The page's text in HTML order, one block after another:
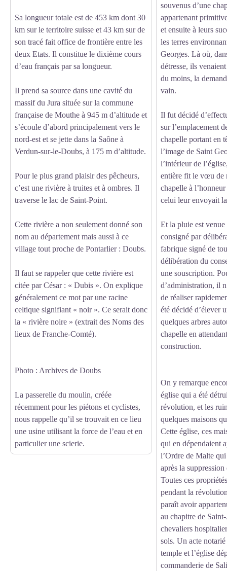
Sa longueur totale est de 453 km dont 30
km sur le territoire suisse et 43 km sur de
son tracé fait office de frontière entre les
deux Etats. Il constitue le dixième cours
d’eau français par sa longueur.
Il prend sa source dans une cavité du
massif du Jura située sur la commune
française de Mouthe à 945 m d’altitude et
s’écoule d’abord principalement vers le
nord-est et se jette dans la Saône à
Verdun-sur-le-Doubs, à 175 m d’altitude.
Pour le plus grand plaisir des pêcheurs,
c’est une rivière à truites et à ombres. Il
traverse le lac de Saint-Point.
Cette rivière a non seulement donné son
nom au département mais aussi à ce
village tout proche de Pontarlier : Doubs.
Il faut se rappeler que cette rivière est
citée par César : « Dubis ». On explique
généralement ce mot par une racine
celtique signifiant « noir ». Ce serait donc
la « rivière noire » (extrait des Noms des
lieux de Franche-Comté).
Photo : Archives de Doubs
La passerelle du moulin, créée
récemment pour les piétons et cyclistes,
nous rappelle qu’il se trouvait en ce lieu
une usine utilisant la force de l’eau et en
particulier une scierie.
souvenus d’une
appartenant
et ensuite à leurs
les terres
Georges. Là où,
détresse, ils
du moins, la
vain.
Il fut décidé
sur l’emplacement
chapelle portant en
l’image de Saint
l’intérieur de
entière fit le vœu de
chapelle à
celui leur envoyait
Et la pluie est
consigné par
fabrique signé de
délibération du
une souscription.
d’administration, il
de réaliser
été décidé d’élever
quelques arbres
chapelle en
construction.
On y remarque
église qui a été
révolution, et les
quelques maisons
Cette église, ces
qui en dépendaient
l’Ordre de Malte
après la
Toutes ces
pendant la
paraît avoir
au chapitre de
chevaliers
sols. Un acte
temple et l’église
commanderie de